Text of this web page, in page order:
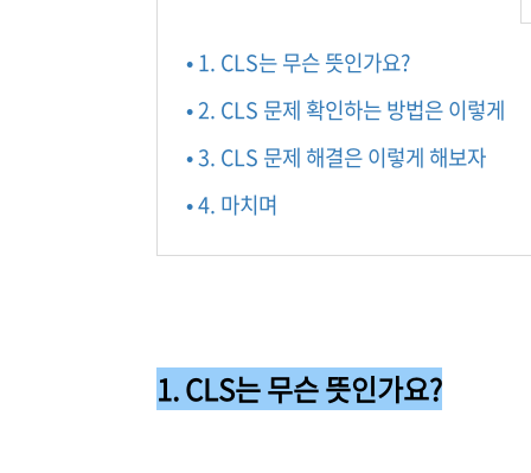
• 1. CLS는 무슨 뜻인가요?
• 2. CLS 문제 확인하는 방법은 이렇게
• 3. CLS 문제 해결은 이렇게 해보자
• 4. 마치며
1. CLS는 무슨 뜻인가요?